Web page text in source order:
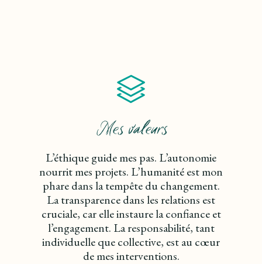
Mes valeurs
L’éthique guide mes pas. L’autonomie
nourrit mes projets. L’humanité est mon
phare dans la tempête du changement.
La transparence dans les relations est
cruciale, car elle instaure la confiance et
l’engagement. La responsabilité, tant
individuelle que collective, est au cœur
de mes interventions.